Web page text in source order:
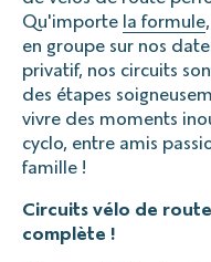
Qu'importe la formule
en groupe sur nos
privatif, nos circuits
des étapes
vivre des moments
cyclo, entre amis
famille !
Circuits vélo de
complète !